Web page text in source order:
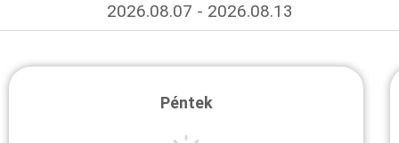
2026.08.07 - 2026.08.13
Péntek